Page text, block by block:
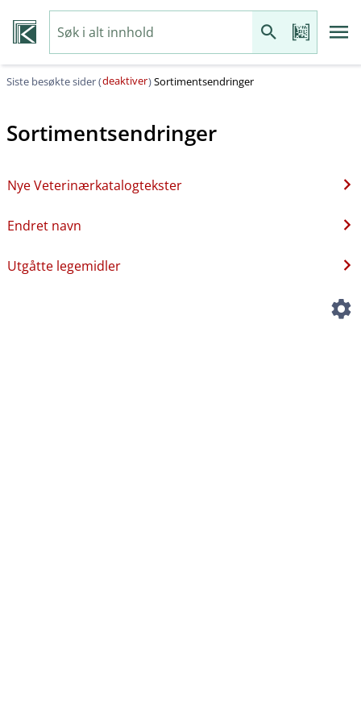
Siste besøkte sider (deaktiver)Sortimentsendringer
Sortimentsendringer
Nye Veterinærkatalogtekster
Endret navn
Utgåtte legemidler